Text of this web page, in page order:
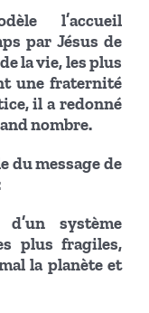
l’accueil
par Jésus de
la vie, les plus
une fraternité
il a redonné
nombre.
du message de
système
plus fragiles,
la planète et